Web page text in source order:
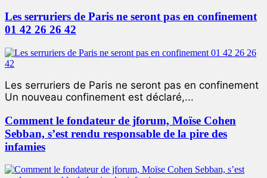
Les serruriers de Paris ne seront pas en confinement
01 42 26 26 42
Les serruriers de Paris ne seront pas en confinement
Un nouveau confinement est déclaré,...
Comment le fondateur de jforum, Moïse Cohen
Sebban, s’est rendu responsable de la pire des
infamies